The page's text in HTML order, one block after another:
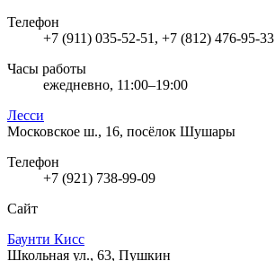
Телефон
+7 (911) 035-52-51, +7 (812) 476-95-33
Часы работы
ежедневно, 11:00–19:00
Лесси
Московское ш., 16, посёлок Шушары
Телефон
+7 (921) 738-99-09
Сайт
Баунти Кисс
Школьная ул., 63, Пушкин